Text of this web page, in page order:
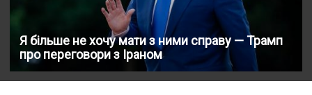
Я більше не хочу мати з ними справу — Трамп
про переговори з Іраном